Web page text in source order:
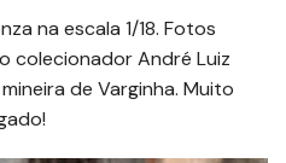
na escala 1/18. Fotos
colecionador André Luiz
de Varginha. Muito